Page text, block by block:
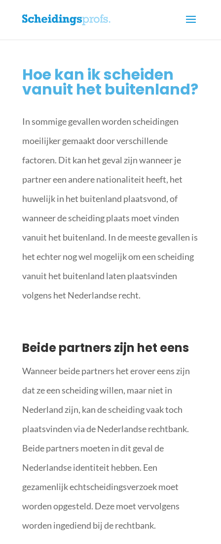
Hoe kan ik scheiden
vanuit het buitenland?
In sommige gevallen worden scheidingen
moeilijker gemaakt door verschillende
factoren. Dit kan het geval zijn wanneer je
partner een andere nationaliteit heeft, het
huwelijk in het buitenland plaatsvond, of
wanneer de scheiding plaats moet vinden
vanuit het buitenland. In de meeste gevallen is
het echter nog wel mogelijk om een scheiding
vanuit het buitenland laten plaatsvinden
volgens het Nederlandse recht.
Beide partners zijn het eens
Wanneer beide partners het erover eens zijn
dat ze een scheiding willen, maar niet in
Nederland zijn, kan de scheiding vaak toch
plaatsvinden via de Nederlandse rechtbank.
Beide partners moeten in dit geval de
Nederlandse identiteit hebben. Een
gezamenlijk echtscheidingsverzoek moet
worden opgesteld. Deze moet vervolgens
worden ingediend bij de rechtbank.